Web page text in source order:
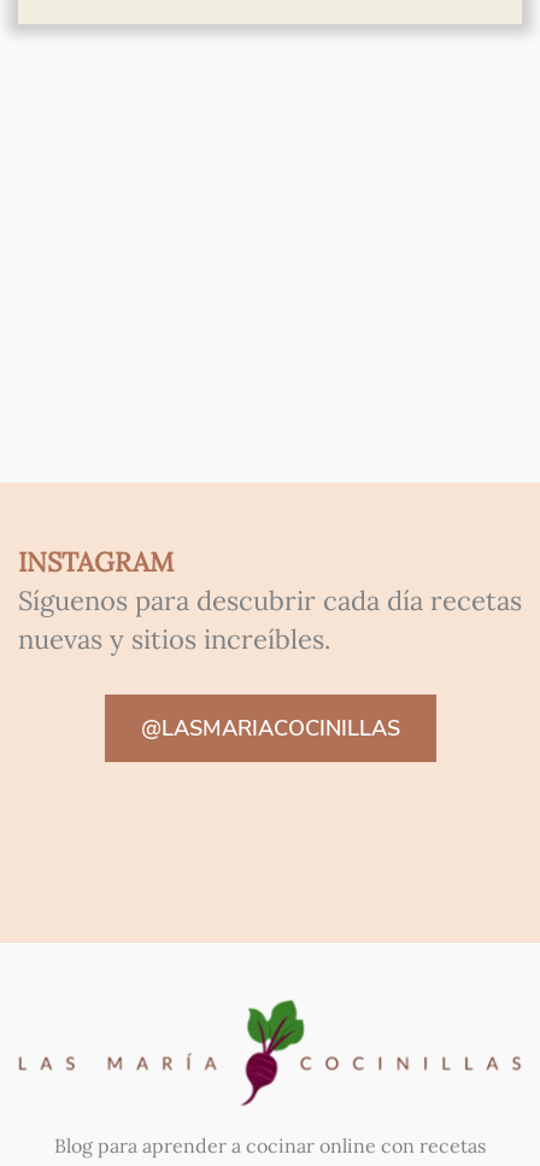
INSTAGRAM
Síguenos para descubrir cada día recetas
nuevas y sitios increíbles.
@LASMARIACOCINILLAS
Blog para aprender a cocinar online con recetas